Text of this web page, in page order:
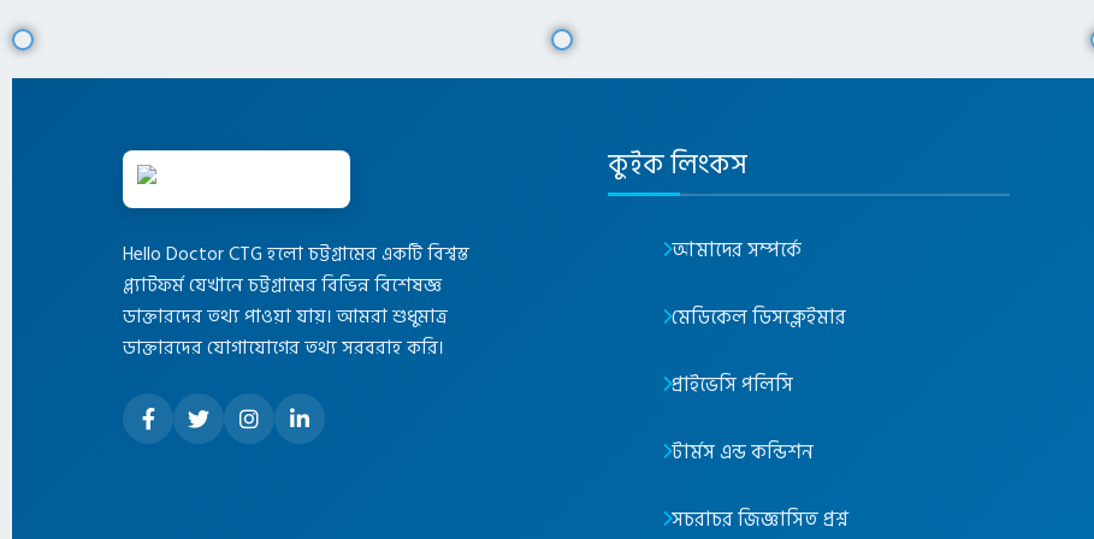
Hello Doctor CTG হলো চট্টগ্রামের একটি বিশ্বস্ত
প্ল্যাটফর্ম যেখানে চট্টগ্রামের বিভিন্ন বিশেষজ্ঞ
ডাক্তারদের তথ্য পাওয়া যায়। আমরা শুধুমাত্র
ডাক্তারদের যোগাযোগের তথ্য সরবরাহ করি।
কুইক লিংকস
আমাদের সম্পর্কে
মেডিকেল ডিসক্লেইমার
প্রাইভেসি পলিসি
টার্মস এন্ড কন্ডিশন
সচরাচর জিজ্ঞাসিত প্রশ্ন